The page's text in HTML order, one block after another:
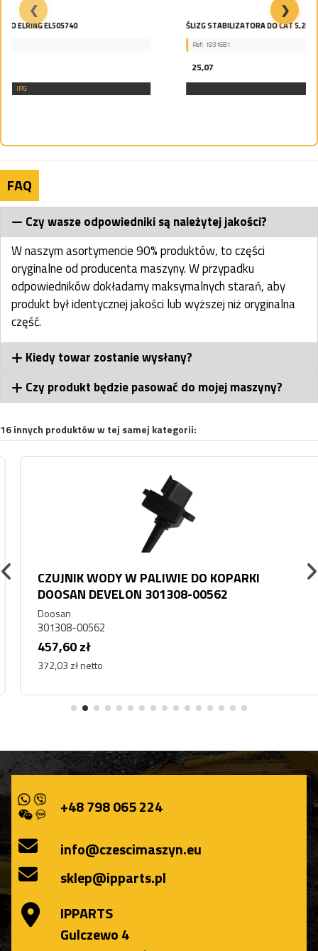
ŚLIZG STABILIZATORA DO CAT 5,2MM 1931681
❮ ❯
FAQ
Czy wasze odpowiedniki są należytej jakości?
W naszym asortymencie 90% produktów, to części
oryginalne od producenta maszyny. W przypadku
odpowiedników dokładamy maksymalnych starań, aby
produkt był identycznej jakości lub wyższej niż oryginalna
część.
Kiedy towar zostanie wysłany?
Czy produkt będzie pasować do mojej maszyny?
16 innych produktów w tej samej kategorii:
CZUJNIK WODY W PALIWIE DO KOPARKI
DOOSAN DEVELON 301308-00562
Doosan
301308-00562
457,60 zł
372,03 zł netto
+48 798 065 224
info@czescimaszyn.eu
sklep@ipparts.pl
IPPARTS
Gulczewo 4